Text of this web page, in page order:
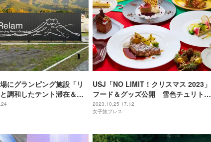
にグランピング施設「リ
調和したテント滞在＆ア
徒歩圏内
USJ「NO LIMIT！クリスマス 2023」
フード＆グッズ公開 雪色チュリトス
や特別コースなど盛り沢山
2023.10.25 17:12
女子旅プレス